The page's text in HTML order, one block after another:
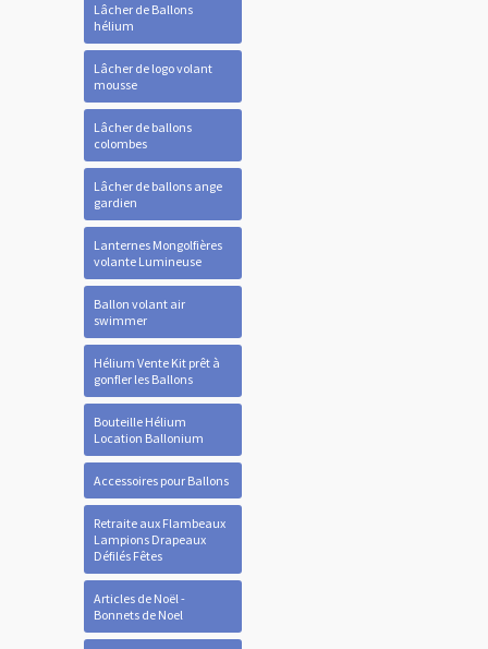
Lâcher de Ballons
hélium
Lâcher de logo volant
mousse
Lâcher de ballons
colombes
Lâcher de ballons ange
gardien
Lanternes Mongolfières
volante Lumineuse
Ballon volant air
swimmer
Hélium Vente Kit prêt à
gonfler les Ballons
Bouteille Hélium
Location Ballonium
Accessoires pour Ballons
Retraite aux Flambeaux
Lampions Drapeaux
Défilés Fêtes
Articles de Noël -
Bonnets de Noel